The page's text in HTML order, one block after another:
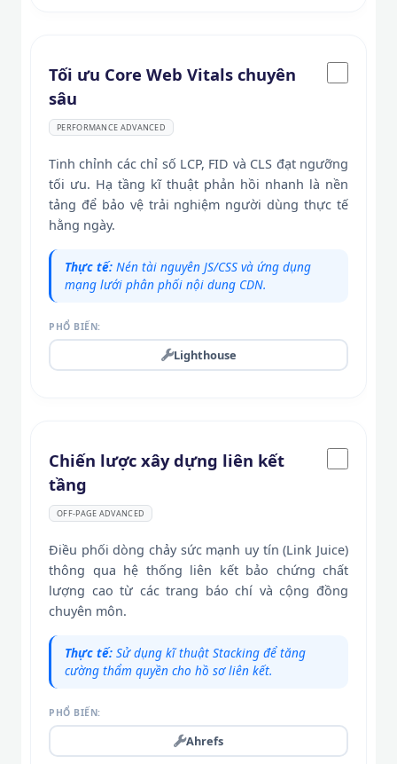
Tối ưu Core Web Vitals chuyên
sâu
PERFORMANCE ADVANCED
Tinh chỉnh các chỉ số LCP, FID và CLS đạt ngưỡng
tối ưu. Hạ tầng kĩ thuật phản hồi nhanh là nền
tảng để bảo vệ trải nghiệm người dùng thực tế
hằng ngày.
Thực tế: Nén tài nguyên JS/CSS và ứng dụng
mạng lưới phân phối nội dung CDN.
PHỔ BIẾN:
Lighthouse
Chiến lược xây dựng liên kết
tầng
OFF-PAGE ADVANCED
Điều phối dòng chảy sức mạnh uy tín (Link Juice)
thông qua hệ thống liên kết bảo chứng chất
lượng cao từ các trang báo chí và cộng đồng
chuyên môn.
Thực tế: Sử dụng kĩ thuật Stacking để tăng
cường thẩm quyền cho hồ sơ liên kết.
PHỔ BIẾN:
Ahrefs